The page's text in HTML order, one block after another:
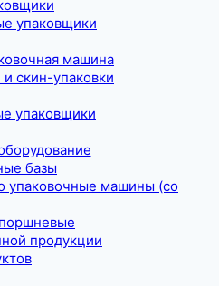
упаковщики
машина
скин-упаковки
упаковщики
базы
упаковочные машины (со
продукции